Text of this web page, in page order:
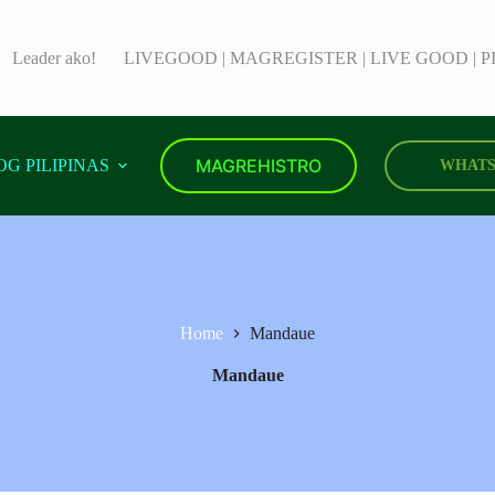
Leader ako! LIVEGOOD | MAGREGISTER | LIVE GOOD |
PILIPINAS MAGREHISTRO
Home Mandaue
Mandaue